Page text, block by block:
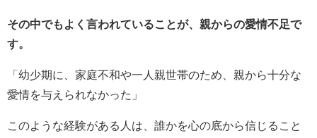
その中でもよく言われていることが、親からの愛情不足で
す。
「幼少期に、家庭不和や一人親世帯のため、親から十分な
愛情を与えられなかった」
このような経験がある人は、誰かを心の底から信じること